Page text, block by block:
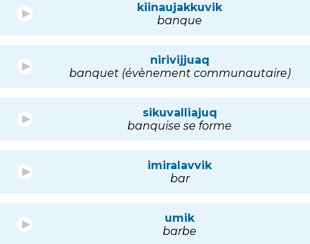
kiinaujakkuvik
banque
nirivijjuaq
banquet (évènement communautaire)
sikuvalliajuq
banquise se forme
imiralavvik
bar
umik
barbe